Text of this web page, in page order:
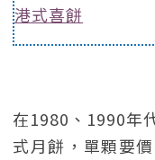
港式喜餅
在1980、1990年
式月餅，單顆要